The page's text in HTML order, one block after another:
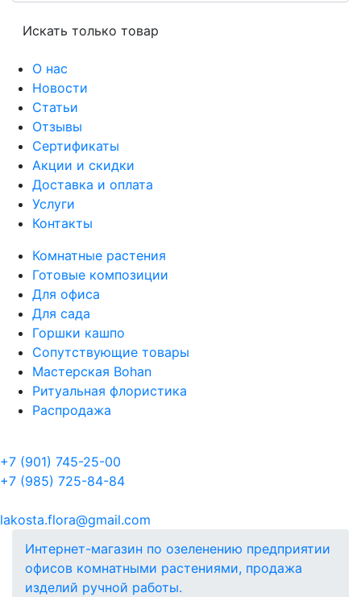
Искать только товар
О нас
Новости
Статьи
Отзывы
Сертификаты
Акции и скидки
Доставка и оплата
Услуги
Контакты
Комнатные растения
Готовые композиции
Для офиса
Для сада
Горшки кашпо
Сопутствующие товары
Мастерская Bohan
Ритуальная флористика
Распродажа
+7 (901) 745-25-00
+7 (985) 725-84-84
lakosta.flora@gmail.com
Интернет-магазин по озеленению предприятии
офисов комнатными растениями, продажа
изделий ручной работы.